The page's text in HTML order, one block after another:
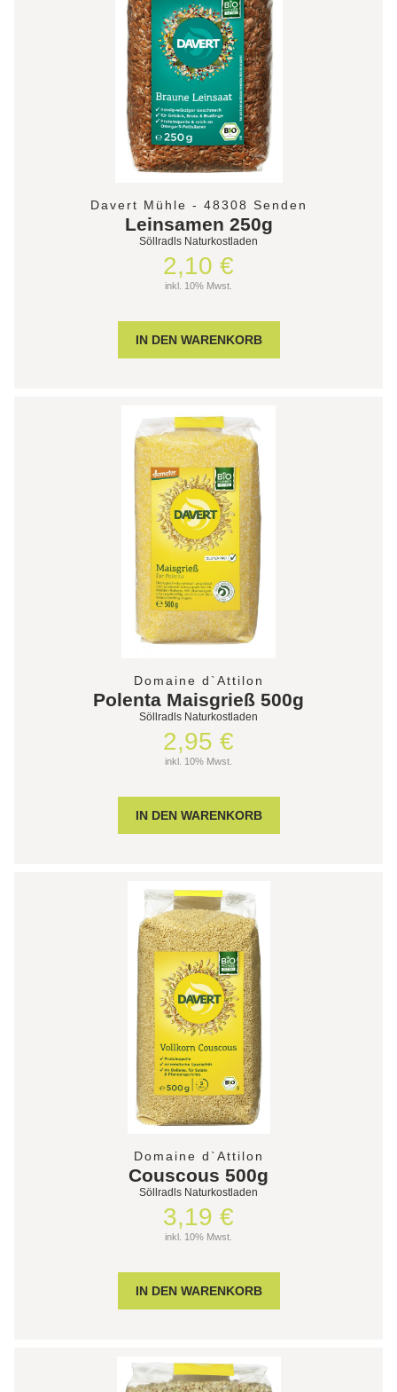
Davert Mühle - 48308 Senden
Leinsamen 250g
Söllradls Naturkostladen
2,10 €
inkl. 10% Mwst.
Domaine d`Attilon
Polenta Maisgrieß 500g
Söllradls Naturkostladen
2,95 €
inkl. 10% Mwst.
Domaine d`Attilon
Couscous 500g
Söllradls Naturkostladen
3,19 €
inkl. 10% Mwst.